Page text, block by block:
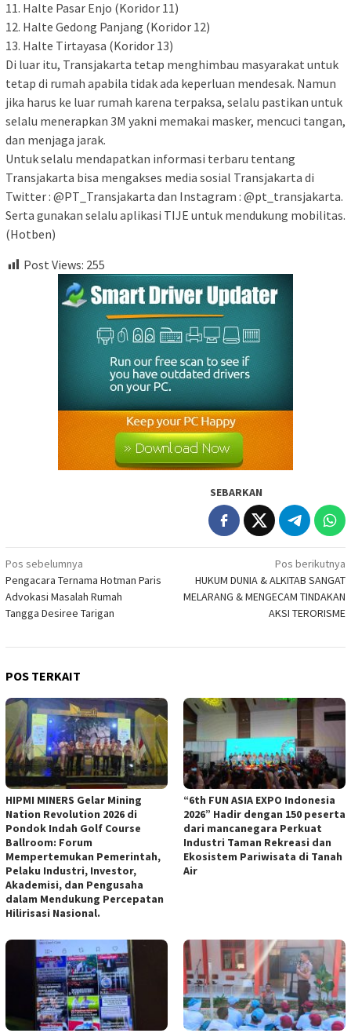
11. Halte Pasar Enjo (Koridor 11)
12. Halte Gedong Panjang (Koridor 12)
13. Halte Tirtayasa (Koridor 13)
Di luar itu, Transjakarta tetap menghimbau masyarakat untuk
tetap di rumah apabila tidak ada keperluan mendesak. Namun
jika harus ke luar rumah karena terpaksa, selalu pastikan untuk
selalu menerapkan 3M yakni memakai masker, mencuci tangan,
dan menjaga jarak.
Untuk selalu mendapatkan informasi terbaru tentang
Transjakarta bisa mengakses media sosial Transjakarta di
Twitter : @PT_Transjakarta dan Instagram : @pt_transjakarta.
Serta gunakan selalu aplikasi TIJE untuk mendukung mobilitas.
(Hotben)
Post Views: 255
SEBARKAN
Navigasi
pos
Pos sebelumnya
Pengacara Ternama Hotman Paris
Advokasi Masalah Rumah
Tangga Desiree Tarigan
Pos berikutnya
HUKUM DUNIA & ALKITAB SANGAT
MELARANG & MENGECAM TINDAKAN
AKSI TERORISME
POS TERKAIT
HIPMI MINERS Gelar Mining
Nation Revolution 2026 di
Pondok Indah Golf Course
Ballroom: Forum
Mempertemukan Pemerintah,
Pelaku Industri, Investor,
Akademisi, dan Pengusaha
dalam Mendukung Percepatan
Hilirisasi Nasional.
“6th FUN ASIA EXPO Indonesia
2026” Hadir dengan 150 peserta
dari mancanegara Perkuat
Industri Taman Rekreasi dan
Ekosistem Pariwisata di Tanah
Air